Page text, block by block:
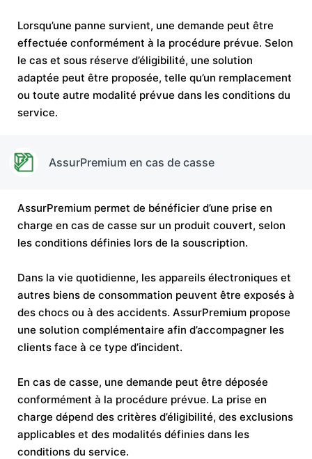
Lorsqu’une panne survient, une demande peut être
effectuée conformément à la procédure prévue. Selon
le cas et sous réserve d’éligibilité, une solution
adaptée peut être proposée, telle qu’un remplacement
ou toute autre modalité prévue dans les conditions du
service.
AssurPremium en cas de casse
AssurPremium permet de bénéficier d’une prise en
charge en cas de casse sur un produit couvert, selon
les conditions définies lors de la souscription.
Dans la vie quotidienne, les appareils électroniques et
autres biens de consommation peuvent être exposés à
des chocs ou à des accidents. AssurPremium propose
une solution complémentaire afin d’accompagner les
clients face à ce type d’incident.
En cas de casse, une demande peut être déposée
conformément à la procédure prévue. La prise en
charge dépend des critères d’éligibilité, des exclusions
applicables et des modalités définies dans les
conditions du service.